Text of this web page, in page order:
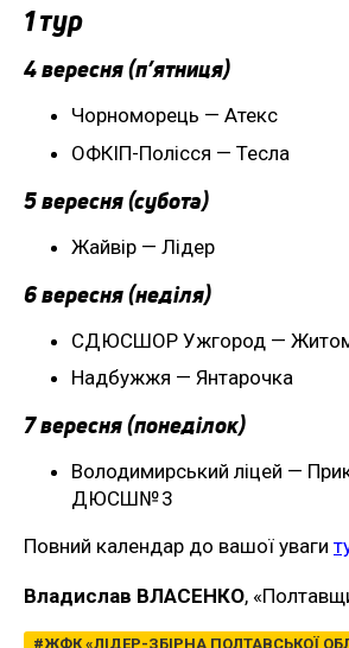
1 тур
4 вересня (п’ятниця)
Чорноморець — Атекс
ОФКІП-Полісся — Тесла
5 вересня (субота)
Жайвір — Лідер
6 вересня (неділя)
СДЮСШОР Ужгород —
Надбужжя — Янтарочка
7 вересня (понеділок)
Володимирський ліцей —
ДЮСШ№ 3
Повний календар до вашої уваги
Владислав ВЛАСЕНКО,
ЖФК «ЛІДЕР-ЗБІРНА ПОЛТАВСЬКОЇ